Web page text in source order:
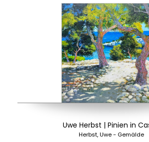
Uwe Herbst | Pinien in
Herbst, Uwe - Gemälde